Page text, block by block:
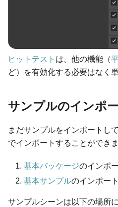
ヒットテスト は、他の機能（
ど）を有効化する必要はなく
サンプルのインポ
まだサンプルをインポートし
でインポートすることができま
基本パッケージのインポ
基本サンプルのインポート
サンプルシーンは以下の場所